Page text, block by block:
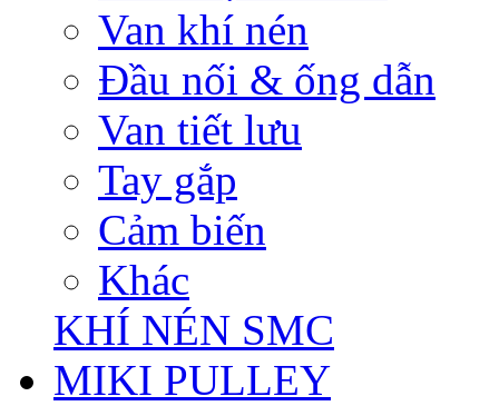
Van khí nén
Đầu nối & ống dẫn
Van tiết lưu
Tay gắp
Cảm biến
Khác
KHÍ NÉN SMC
MIKI PULLEY